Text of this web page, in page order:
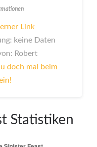
Link
keine Daten
Robert
doch mal beim
Statistiken